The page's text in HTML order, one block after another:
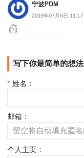
宁波PDM
2019年07月6日 11:17
写下你最简单的想法
* 姓名：
邮箱：
个人主页：